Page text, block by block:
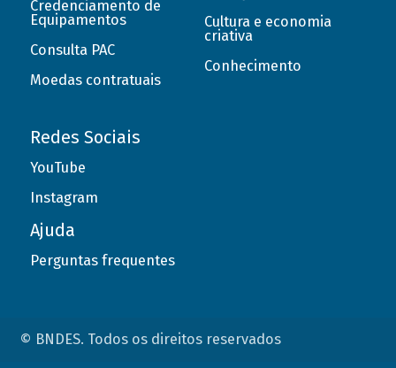
Credenciamento de
Equipamentos
Consulta PAC
Moedas contratuais
Cultura e economia
criativa
Conhecimento
Redes Sociais
YouTube
Instagram
Ajuda
Perguntas frequentes
© BNDES. Todos os direitos reservados